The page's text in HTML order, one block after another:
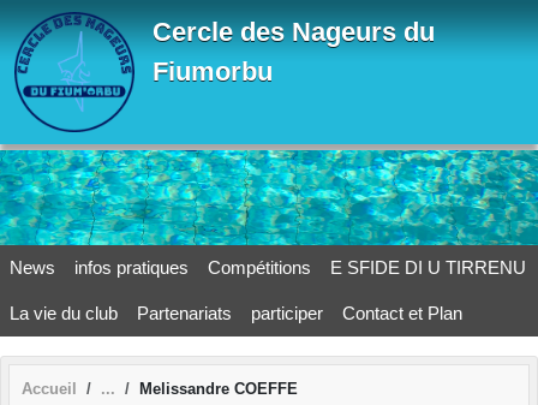
Cercle des Nageurs du
Fiumorbu
News infos pratiques Compétitions E SFIDE DI U TIRRENU
La vie du club Partenariats participer Contact et Plan
Accueil Melissandre COEFFE
Panneau de gestion des cookies